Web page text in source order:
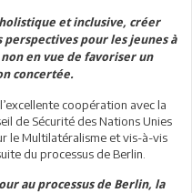
et inclusive, créer
pour les jeunes à
en vue de favoriser un
concertée.
coopération avec la
de Sécurité des Nations Unies
le Multilatéralisme et vis-à-vis
du processus de Berlin.
au processus de Berlin, la